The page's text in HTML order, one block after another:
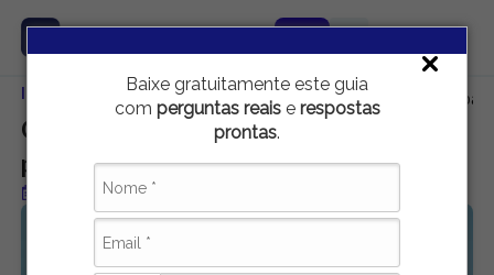
Baixe gratuitamente este guia
com perguntas reaise respostas
prontas.
Início Carreira e Emprego Como lidar com erros no trabalho:
Como lidar com erros no trabalho:
passos para aprender, não travar
Publicado em 30 de junho de 2026